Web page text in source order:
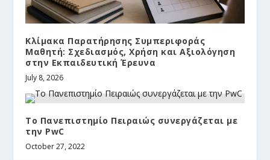
Κλίμακα Παρατήρησης Συμπεριφοράς
Μαθητή: Σχεδιασμός, Χρήση και Αξιολόγηση
στην Εκπαιδευτική Έρευνα
July 8, 2026
To Πανεπιστημίo Πειραιώς συνεργάζεται με
την PwC
October 27, 2022